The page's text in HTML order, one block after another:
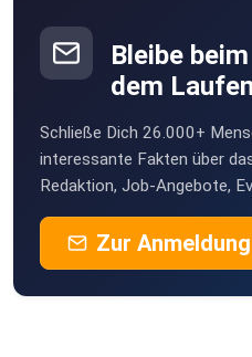
Weil der Stadt
Frhe1970
Buttenwiesen
Baden
MartinZ
Münster
Bleibe
dem
Schließe Dich 26.000+
interessante Fakten über
Redaktion, Job-Angebote,
Zur Anmeldung